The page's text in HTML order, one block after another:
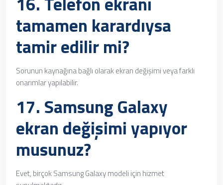
tamamen karardıysa
tamir edilir mi?
Sorunun kaynağına bağlı olarak ekran değişimi veya farklı
onarımlar yapılabilir.
17. Samsung Galaxy
ekran değişimi yapıyor
musunuz?
Evet, birçok Samsung Galaxy modeli için hizmet